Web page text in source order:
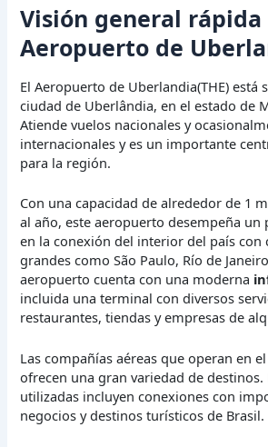
Visión general rápida
Aeropuerto de
El Aeropuerto de Uberlandia(THE) está
ciudad de Uberlândia, en el estado de
Atiende vuelos nacionales y
internacionales y es un importante
para la región.
Con una capacidad de alrededor de 1
al año, este aeropuerto desempeña
en la conexión del interior del país con
grandes como São Paulo, Río de
aeropuerto cuenta con una moderna
incluida una terminal con diversos
restaurantes, tiendas y empresas de
Las compañías aéreas que operan en
ofrecen una gran variedad de destinos.
utilizadas incluyen conexiones con
negocios y destinos turísticos de Brasil.